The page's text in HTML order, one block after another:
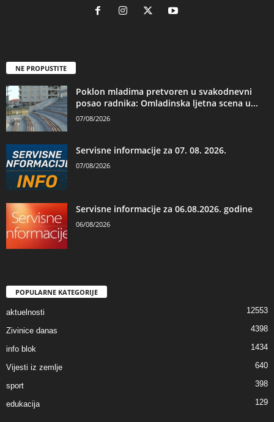
NE PROPUSTITE
Poklon mladima pretvoren u svakodnevni
posao radnika: Omladinska ljetna scena u...
07/08/2026
Servisne informacije za 07. 08. 2026.
07/08/2026
Servisne informacije za 06.08.2026. godine
06/08/2026
POPULARNE KATEGORIJE
aktuelnosti 12553
Zivinice danas 4398
info blok 1434
Vijesti iz zemlje 640
sport 398
edukacija 129